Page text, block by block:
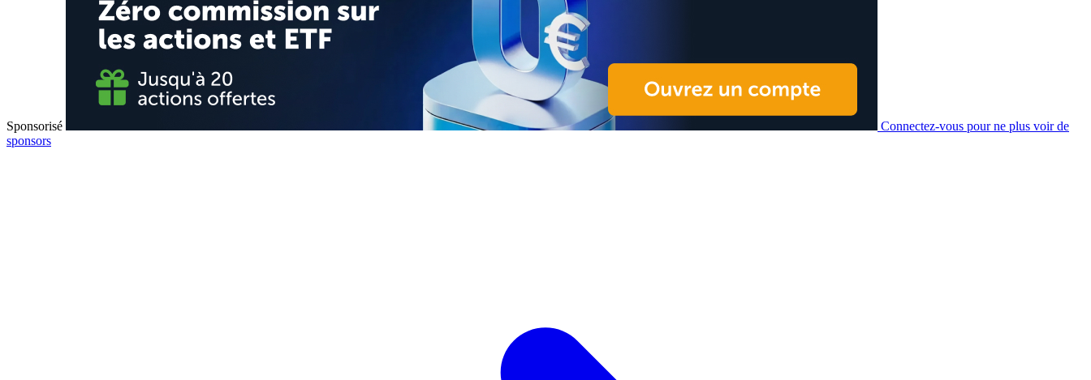
Sponsorisé
Connectez-vous pour ne plus voir de
sponsors